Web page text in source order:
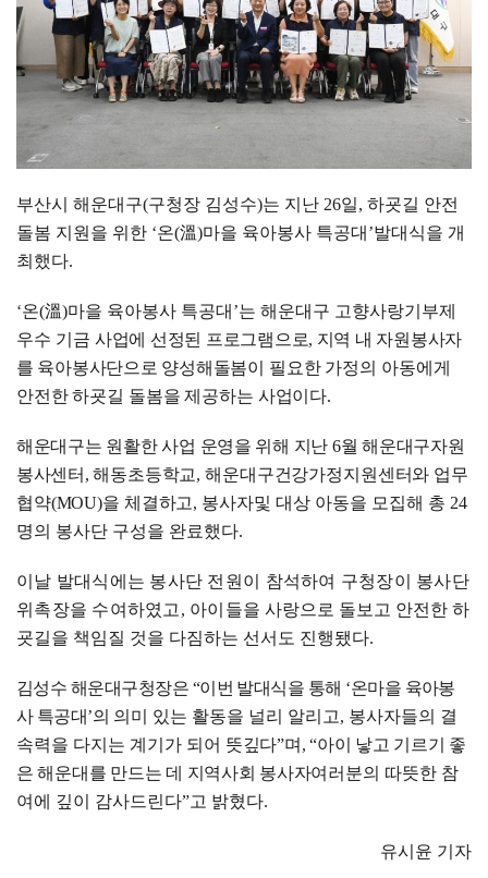
부산시 해운대구(구청장 김성수)는 지난 26일, 하굣길 안전
돌봄 지원을 위한 ‘온(溫)마을 육아봉사 특공대 ’발대식을 개
최했다.
‘온(溫)마을 육아봉사 특공대 ’는 해운대구 고향사랑기부제
우수 기금 사업에 선정된 프로그램으로, 지역 내 자원봉사자
를 육아봉사단으로 양성해 돌봄이 필요한 가정의 아동에게
안전한 하굣길 돌봄을 제공하는 사업이다.
해운대구는 원활한 사업 운영을 위해 지난 6월 해운대구자원
봉사센터 ,해동초등학교,해운대구건강가정지원센터와 업무
협약(MOU)을 체결하고, 봉사자및 대상 아동을 모집해 총 24
명의 봉사단 구성을 완료했다.
이날 발대식에는 봉사단 전원이 참석하여 구청장이 봉사단
위촉장을 수여하였고 , 아이 들을 사랑으로 돌보고 안전한 하
굣길을 책임질 것을 다짐하는 선서도 진행됐다.
김성수 해운대구청장은 “이번 발대식을 통해 ‘온마을 육아봉
사 특공대’의 의미 있는 활동을 널리 알리고, 봉사자들의 결
속력을 다지는 계기가 되어 뜻깊다”며 , “아이 낳고 기르기 좋
은 해운대를 만드는 데 지역사회 봉사자여러분의 따뜻한 참
여에 깊이 감사드린다”고 밝혔다.
유시윤 기자